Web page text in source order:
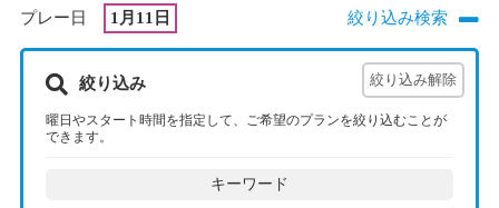
プレー日 1月11日 絞り込み検索
絞り込み
曜日やスタート時間を指定して、ご希望のプランを絞り込むことが
できます。
キーワード